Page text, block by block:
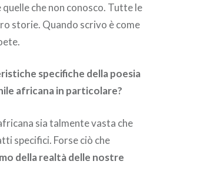
quelle che non conosco. Tutte le
storie. Quando scrivo è come
specifiche della poesia
africana in particolare?
sia talmente vasta che
specifici. Forse ciò che
della realtà delle nostre